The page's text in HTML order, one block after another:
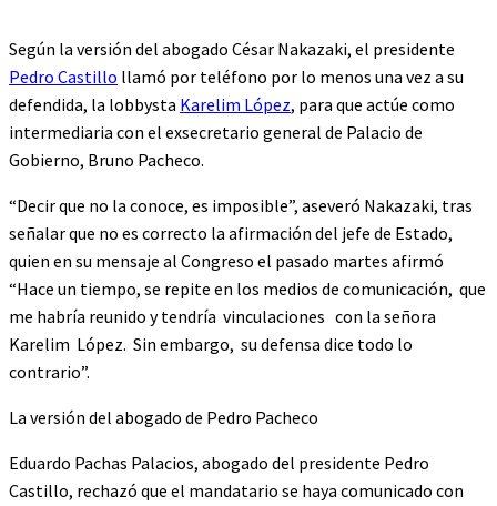
Según la versión del abogado César Nakazaki, el presidente
Pedro Castillo llamó por teléfono por lo menos una vez a su
defendida, la lobbysta Karelim López, para que actúe como
intermediaria con el exsecretario general de Palacio de
Gobierno, Bruno Pacheco.
“Decir que no la conoce, es imposible”, aseveró Nakazaki, tras
señalar que no es correcto la afirmación del jefe de Estado,
quien en su mensaje al Congreso el pasado martes afirmó
“Hace un tiempo, se repite en los medios de comunicación, que
me habría reunido y tendría vinculaciones con la señora
Karelim López. Sin embargo, su defensa dice todo lo
contrario”.
La versión del abogado de Pedro Pacheco
Eduardo Pachas Palacios, abogado del presidente Pedro
Castillo, rechazó que el mandatario se haya comunicado con